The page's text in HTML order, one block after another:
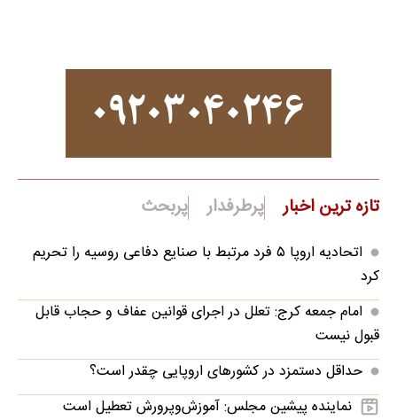
تازه ترین اخبار پرطرفدار پربحث
اتحادیه اروپا ۵ فرد مرتبط با صنایع دفاعی روسیه را تحریم
کرد
امام جمعه کرج: تعلل در اجرای قوانین عفاف و حجاب قابل
قبول نیست
حداقل دستمزد در کشورهای اروپایی چقدر است؟
نماینده پیشین مجلس: آموزش‌وپرورش تعطیل است